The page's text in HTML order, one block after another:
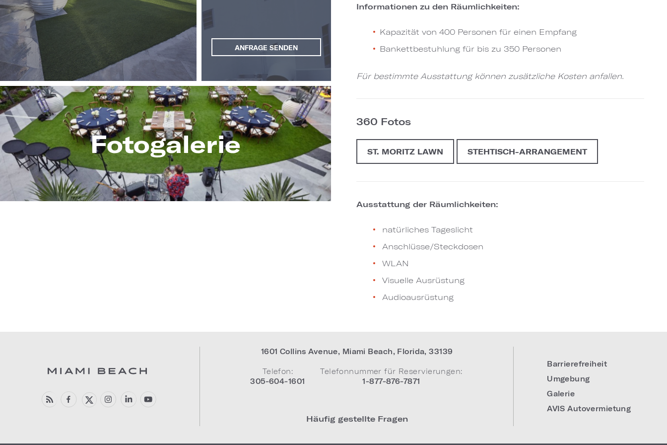
ANFRAGE SENDEN
Fotogalerie
Informationen zu den Räumlichkeiten:
Kapazität von 400 Personen für einen Empfang
Bankettbestuhlung für bis zu 350 Personen
Für bestimmte Ausstattung können zusätzliche Kosten anfallen.
360 Fotos
ST. MORITZ LAWN STEHTISCH-ARRANGEMENT
Ausstattung der Räumlichkeiten:
natürliches Tageslicht
Anschlüsse/Steckdosen
WLAN
Visuelle Ausrüstung
Audioausrüstung
1601 Collins Avenue, Miami Beach, Florida,33139
Telefon:
305-604-1601
Telefonnummer für Reservierungen:
1-877-876-7871
Häufig gestellte Fragen
Barrierefreiheit
Umgebung
Galerie
AVIS Autovermietung